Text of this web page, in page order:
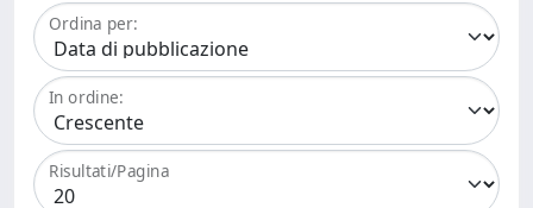
Ordina per:
In ordine:
Risultati/Pagina